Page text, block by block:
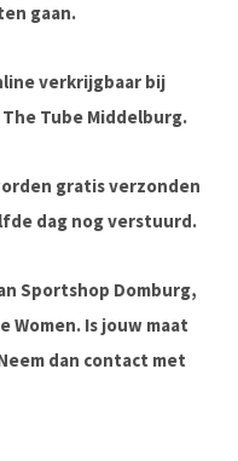
gaan.
verkrijgbaar bij
Tube Middelburg.
gratis verzonden
dag nog verstuurd.
Sportshop Domburg,
Women. Is jouw maat
dan contact met